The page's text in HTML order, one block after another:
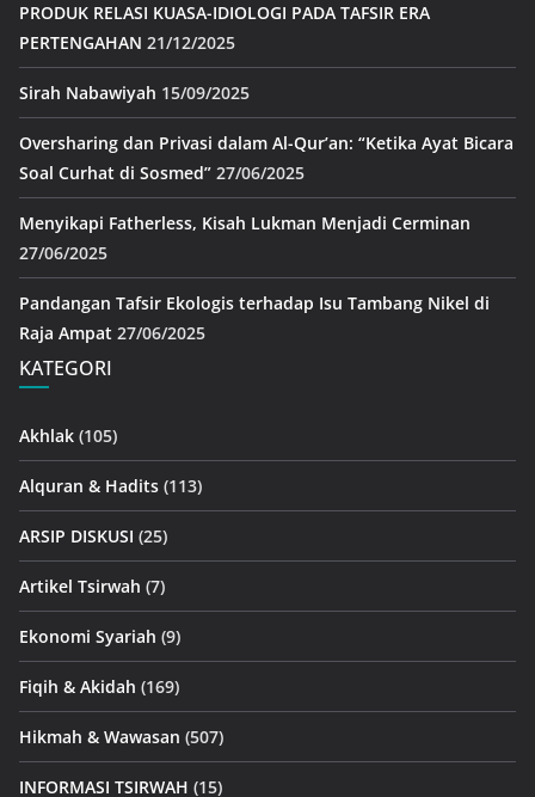
PRODUK RELASI KUASA-IDIOLOGI PADA TAFSIR ERA
PERTENGAHAN 21/12/2025
Sirah Nabawiyah 15/09/2025
Oversharing dan Privasi dalam Al-Qur’an: “Ketika Ayat Bicara
Soal Curhat di Sosmed” 27/06/2025
Menyikapi Fatherless, Kisah Lukman Menjadi Cerminan
27/06/2025
Pandangan Tafsir Ekologis terhadap Isu Tambang Nikel di
Raja Ampat 27/06/2025
KATEGORI
Akhlak (105)
Alquran & Hadits (113)
ARSIP DISKUSI (25)
Artikel Tsirwah (7)
Ekonomi Syariah (9)
Fiqih & Akidah (169)
Hikmah & Wawasan (507)
INFORMASI TSIRWAH (15)